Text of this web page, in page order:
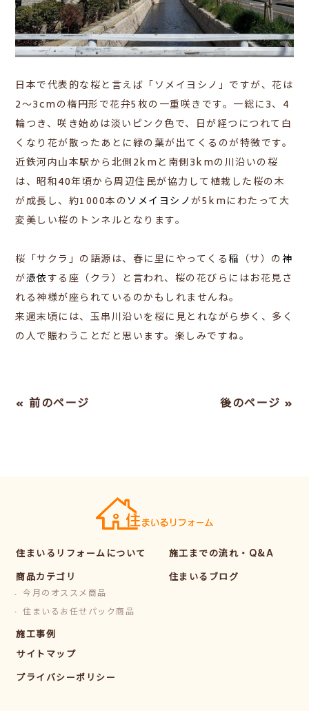
日本で代表的な桜と言えば「ソメイヨシノ」ですが、花は
2～3cmの楕円形で花弁5枚の一重咲きです。一総に3、4
輪つき、咲き始めは淡いピンク色で、日が経つにつれて白
くなり花が散ったあとに緑の葉が出てくるのが特徴です。
近鉄河内山本駅から北側2kmと南側3kmの川沿いの桜
は、昭和40年頃から周辺住民が協力して植栽した桜の木
が成長し、約1000本のソメイヨシノが5kmにわたって大
変美しい桜のトンネルとなります。
桜「サクラ」の語源は、 春に里にやってくる稲 （サ）の神
が憑依する座（クラ）と言われ、桜の花びらにはお花見さ
れる神様が座られているのかもしれませんね。
来週末頃には、玉串川沿いを桜に見とれながら歩く、多く
の人で賑わうことだと思います。楽しみですね。
« 前のページ 後のページ »
住まいるリフォームについて
商品カテゴリ
今月のオススメ商品
住まいるお任せパック商品
施工事例
施工までの流れ・Q&A
住まいるブログ
サイトマップ
プライバシーポリシー